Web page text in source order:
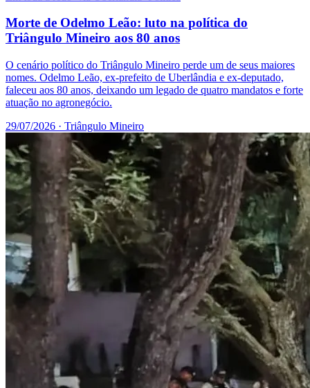
Morte de Odelmo Leão: luto na política do
Triângulo Mineiro aos 80 anos
O cenário político do Triângulo Mineiro perde um de seus maiores
nomes. Odelmo Leão, ex-prefeito de Uberlândia e ex-deputado,
faleceu aos 80 anos, deixando um legado de quatro mandatos e forte
atuação no agronegócio.
29/07/2026 · Triângulo Mineiro